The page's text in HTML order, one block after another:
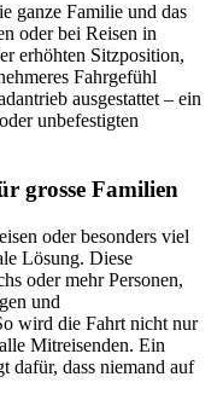
ganze Familie und das
oder bei Reisen in
erhöhten Sitzposition,
Fahrgefühl
ausgestattet – ein
unbefestigten
grosse Familien
oder besonders viel
Lösung. Diese
oder mehr Personen,
und
wird die Fahrt nicht nur
Mitreisenden. Ein
dafür, dass niemand auf